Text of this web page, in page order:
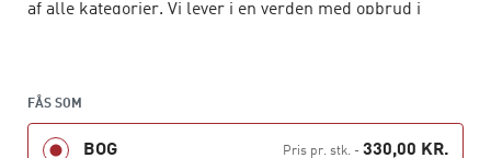
af alle kategorier. Vi lever i en verden med opbrud i
Det er alt sammen med til at øge
FÅS SOM
BOG Pris pr. stk.- 330,00 KR.